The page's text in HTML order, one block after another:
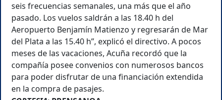
seis frecuencias semanales, una más que el año
pasado. Los vuelos saldrán a las 18.40 h del
Aeropuerto Benjamín Matienzo y regresarán de Mar
del Plata a las 15.40 h”, explicó el directivo. A pocos
meses de las vacaciones, Acuña recordó que la
compañía posee convenios con numerosos bancos
para poder disfrutar de una financiación extendida
en la compra de pasajes.